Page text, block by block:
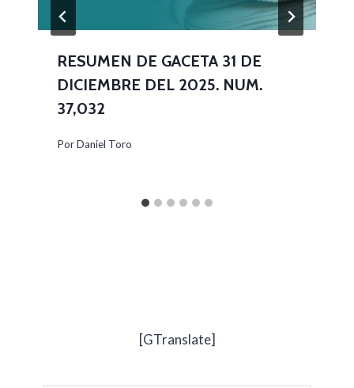
RESUMEN DE GACETA 31 DE
DICIEMBRE DEL 2025. NUM.
37,032
PorDaniel Toro
[GTranslate]